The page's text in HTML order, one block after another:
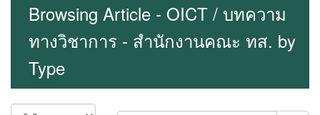
Browsing Article - OICT / บทความ
ทางวิชาการ - สำนักงานคณะ ทส. by
Type